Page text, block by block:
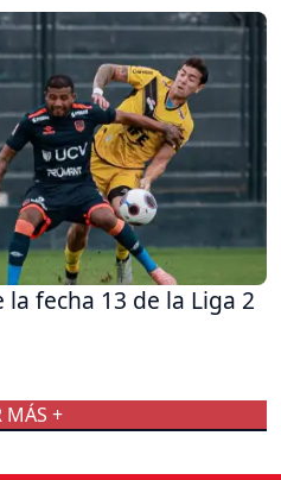
fecha 13 de la Liga 2
MÁS +